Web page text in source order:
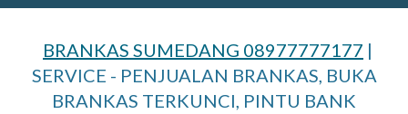
BRANKAS SUMEDANG 08977777177 |
SERVICE - PENJUALAN BRANKAS, BUKA
BRANKAS TERKUNCI, PINTU BANK